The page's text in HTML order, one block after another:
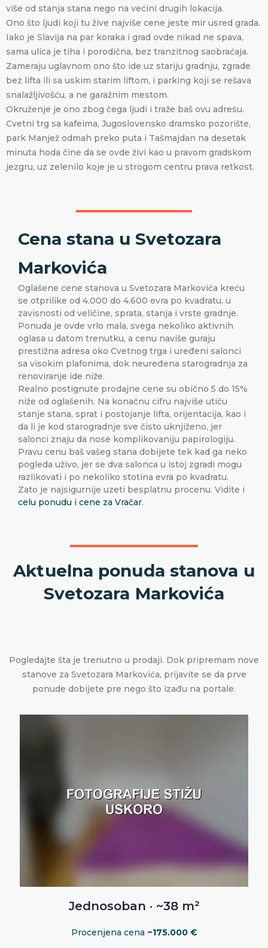
više od stanja stana nego na većini drugih lokacija.
Ono što ljudi koji tu žive najviše cene jeste mir usred grada.
Iako je Slavija na par koraka i grad ovde nikad ne spava,
sama ulica je tiha i porodična, bez tranzitnog saobraćaja.
Zameraju uglavnom ono što ide uz stariju gradnju, zgrade
bez lifta ili sa uskim starim liftom, i parking koji se rešava
snalažljivošću, a ne garažnim mestom.
Okruženje je ono zbog čega ljudi i traže baš ovu adresu.
Cvetni trg sa kafeima, Jugoslovensko dramsko pozorište,
park Manjež odmah preko puta i Tašmajdan na desetak
minuta hoda čine da se ovde živi kao u pravom gradskom
jezgru, uz zelenilo koje je u strogom centru prava retkost.
Cena stana u Svetozara
Markovića
Oglašene cene stanova u Svetozara Markovića kreću
se otprilike od 4.000 do 4.600 evra po kvadratu, u
zavisnosti od veličine, sprata, stanja i vrste gradnje.
Ponuda je ovde vrlo mala, svega nekoliko aktivnih
oglasa u datom trenutku, a cenu naviše guraju
prestižna adresa oko Cvetnog trga i uređeni salonci
sa visokim plafonima, dok neuređena starogradnja za
renoviranje ide niže.
Realno postignute prodajne cene su obično 5 do 15%
niže od oglašenih. Na konačnu cifru najviše utiču
stanje stana, sprat i postojanje lifta, orijentacija, kao i
da li je kod starogradnje sve čisto uknjiženo, jer
salonci znaju da nose komplikovaniju papirologiju.
Pravu cenu baš vašeg stana dobijete tek kad ga neko
pogleda uživo, jer se dva salonca u istoj zgradi mogu
razlikovati i po nekoliko stotina evra po kvadratu.
Zato je najsigurnije uzeti besplatnu procenu. Vidite i
celu ponudu i cene za Vračar.
Aktuelna ponuda stanova u
Svetozara Markovića
Pogledajte šta je trenutno u prodaji. Dok pripremam nove
stanove za Svetozara Markovića, prijavite se da prve
ponude dobijete pre nego što izađu na portale.
Jednosoban · ~38 m²
Procenjena cena ~175.000 €